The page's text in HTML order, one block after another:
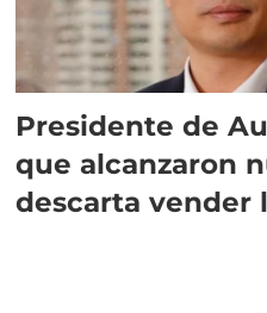
Presidente de
que alcanzaron
descarta vender